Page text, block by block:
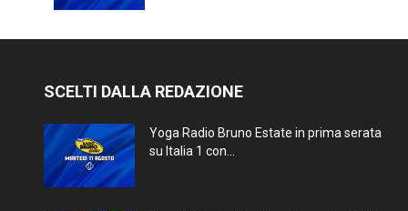
SCELTI DALLA REDAZIONE
Yoga Radio Bruno Estate in prima serata
su Italia 1 con...